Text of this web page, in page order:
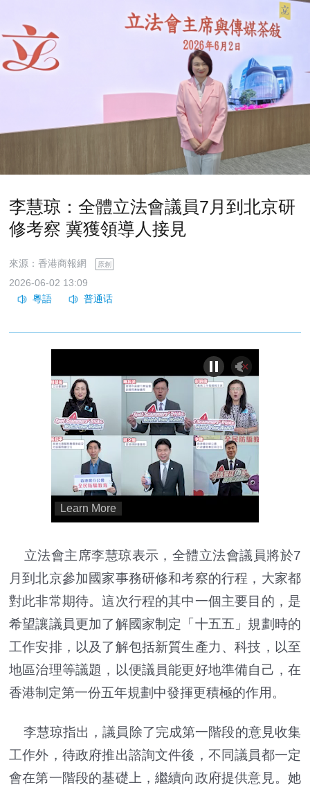
李慧琼：全體立法會議員7月到北京研
修考察 冀獲領導人接見
來源：香港商報網 原創
2026-06-02 13:09
立法會主席李慧琼表示，全體立法會議員將於7
月到北京參加國家事務研修和考察的行程，大家都
對此非常期待。這次行程的其中一個主要目的，是
希望讓議員更加了解國家制定「十五五」規劃時的
工作安排，以及了解包括新質生產力、科技，以至
地區治理等議題，以便議員能更好地準備自己，在
香港制定第一份五年規劃中發揮更積極的作用。
李慧琼指出，議員除了完成第一階段的意見收集
工作外，待政府推出諮詢文件後，不同議員都一定
會在第一階段的基礎上，繼續向政府提供意見。她